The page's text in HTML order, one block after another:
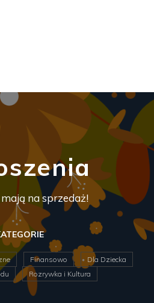
na sprzedaż!
Finansowo
Dla Dziecka
Rozrywka i Kultura